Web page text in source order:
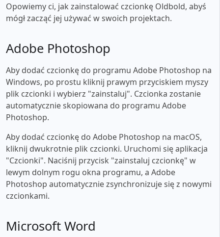
Opowiemy ci, jak zainstalować czcionkę Oldbold, abyś
mógł zacząć jej używać w swoich projektach.
Adobe Photoshop
Aby dodać czcionkę do programu Adobe Photoshop na
Windows, po prostu kliknij prawym przyciskiem myszy
plik czcionki i wybierz "zainstaluj". Czcionka zostanie
automatycznie skopiowana do programu Adobe
Photoshop.
Aby dodać czcionkę do Adobe Photoshop na macOS,
kliknij dwukrotnie plik czcionki. Uruchomi się aplikacja
"Czcionki". Naciśnij przycisk "zainstaluj czcionkę" w
lewym dolnym rogu okna programu, a Adobe
Photoshop automatycznie zsynchronizuje się z nowymi
czcionkami.
Microsoft Word